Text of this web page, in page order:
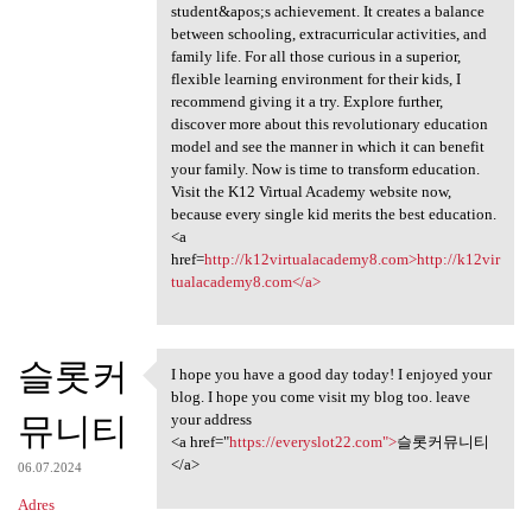
student&apos;s achievement. It creates a balance
between schooling, extracurricular activities, and
family life. For all those curious in a superior,
flexible learning environment for their kids, I
recommend giving it a try. Explore further,
discover more about this revolutionary education
model and see the manner in which it can benefit
your family. Now is time to transform education.
Visit the K12 Virtual Academy website now,
because every single kid merits the best education.
<a
href=http://k12virtualacademy8.com>http://k12vir
tualacademy8.com</a>
슬롯커
뮤니티
06.07.2024
Adres
I hope you have a good day
I hope you have a good day today! I enjoyed your
blog. I hope you come visit my blog too. leave
your address
<a href="https://everyslot22.com">슬롯커뮤니티
</a>